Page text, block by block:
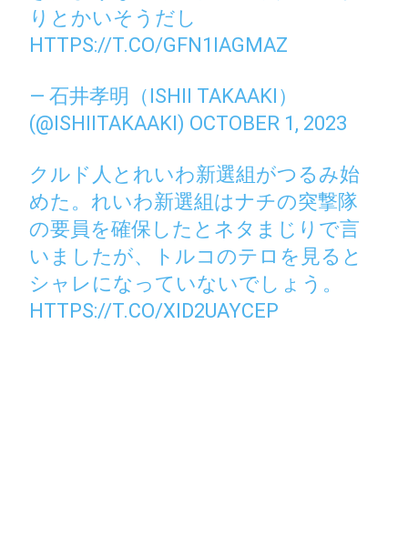
りとかいそうだし
HTTPS://T.CO/GFN1IAGMAZ
— 石井孝明（ISHII TAKAAKI）
(@ISHIITAKAAKI) OCTOBER 1, 2023
クルド人とれいわ新選組がつるみ始
めた。れいわ新選組はナチの突撃隊
の要員を確保したとネタまじりで言
いましたが、トルコのテロを見ると
シャレになっていないでしょう。
HTTPS://T.CO/XID2UAYCEP